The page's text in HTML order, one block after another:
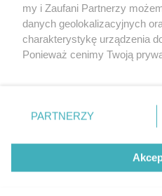
Nasze
Aktualności
Tcz24
Historia miasta
my i Zaufani Partnerzy
danych geolokalizacyjnych
charakterystykę urządzenia
Ponieważ cenimy Twoją
znajdujący się w lewym
przetwarzaniu. Preferencje
PARTNERZY